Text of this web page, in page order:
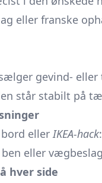
eller franske
gevind-
står stabilt på
bord ellerIKEA-hack
eller
hver side